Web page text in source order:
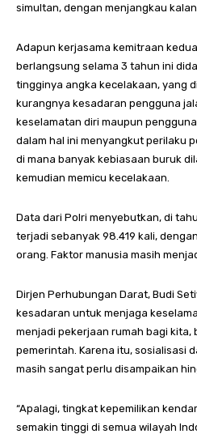
simultan, dengan menjangkau
Adapun kerjasama kemitraan
berlangsung selama 3 tahun ini
tingginya angka kecelakaan, yang
kurangnya kesadaran pengguna
keselamatan diri maupun
dalam hal ini menyangkut perilaku
di mana banyak kebiasaan buruk
kemudian memicu kecelakaan.
Data dari Polri menyebutkan, di
terjadi sebanyak 98.419 kali,
orang. Faktor manusia masih
Dirjen Perhubungan Darat, Budi
kesadaran untuk menjaga
menjadi pekerjaan rumah bagi kita,
pemerintah. Karena itu, sosialisasi
masih sangat perlu disampaikan
“Apalagi, tingkat kepemilikan
semakin tinggi di semua wilayah